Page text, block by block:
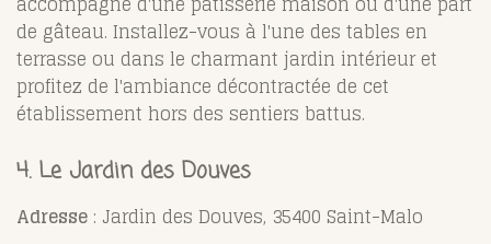
de gâteau. Installez-vous à l'une des tables en
terrasse ou dans le charmant jardin intérieur et
profitez de l'ambiance décontractée de cet
établissement hors des sentiers battus.
4. Le Jardin des Douves
Adresse : Jardin des Douves, 35400 Saint-Malo